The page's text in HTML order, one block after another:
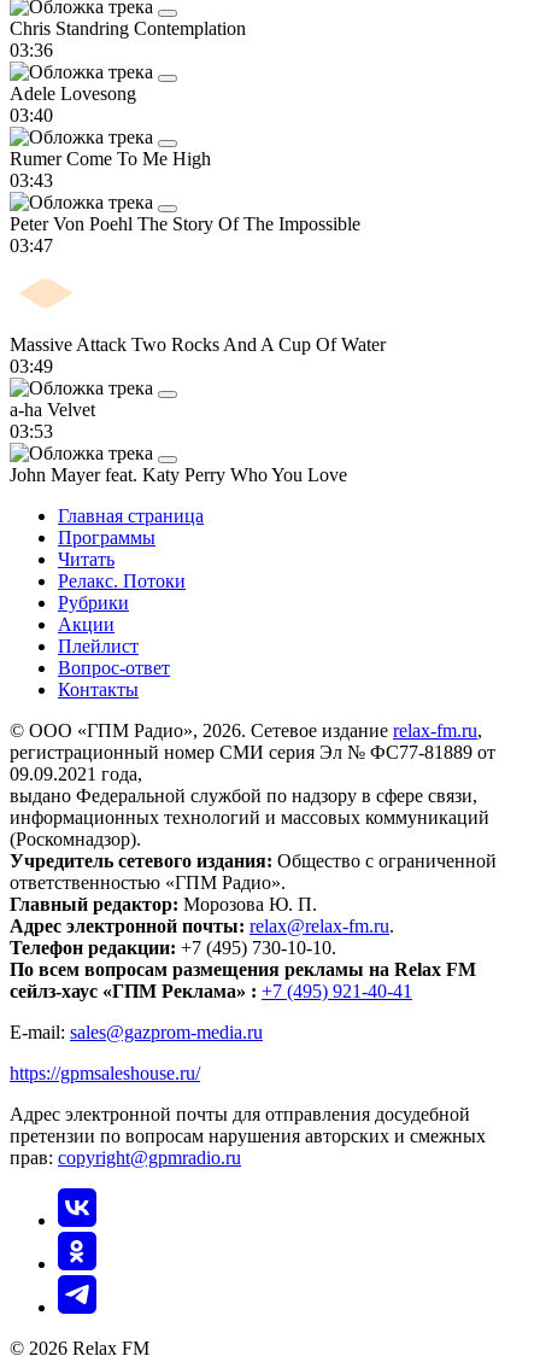
Chris Standring Contemplation
03:36
Adele Lovesong
03:40
RumerCome To Me High
03:43
Peter Von Poehl The Story Of The Impossible
03:47
Massive Attack Two Rocks And A Cup Of Water
03:49
a-ha Velvet
03:53
John Mayer feat. Katy Perry Who You Love
Главная страница
Программы
Читать
Релакс. Потоки
Рубрики
Акции
Плейлист
Вопрос-ответ
Контакты
© ООО «ГПМ Радио», 2026. Сетевое издание relax-fm.ru,
регистрационный номер СМИ серия Эл № ФС77-81889 от
09.09.2021 года,
выдано Федеральной службой по надзору в сфере связи,
информационных технологий и массовых коммуникаций
(Роскомнадзор).
Учредитель сетевого издания: Общество с ограниченной
ответственностью «ГПМ Радио».
Главный редактор: Морозова Ю. П.
Адрес электронной почты: relax@relax-fm.ru.
Телефон редакции: +7 (495) 730-10-10.
По всем вопросам размещения рекламы на Relax FM
сейлз-хаус «ГПМ Реклама» : +7 (495) 921-40-41
E-mail: sales@gazprom-media.ru
https://gpmsaleshouse.ru/
Адрес электронной почты для отправления досудебной
претензии по вопросам нарушения авторских и смежных
прав: copyright@gpmradio.ru
© 2026 Relax FM